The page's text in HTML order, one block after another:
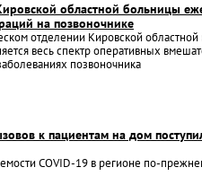
областной больницы
на позвоночнике
отделении Кировской областной
весь спектр оперативных
позвоночника
к пациентам на дом
COVID-19 в регионе по-